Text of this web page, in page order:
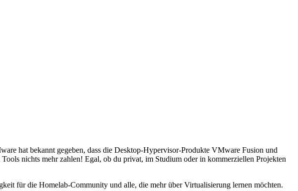
hat bekannt gegeben, dass die Desktop-Hypervisor-Produkte VMware Fusion und
nichts mehr zahlen! Egal, ob du privat, im Studium oder in kommerziellen Projekten
für die Homelab-Community und alle, die mehr über Virtualisierung lernen möchten.